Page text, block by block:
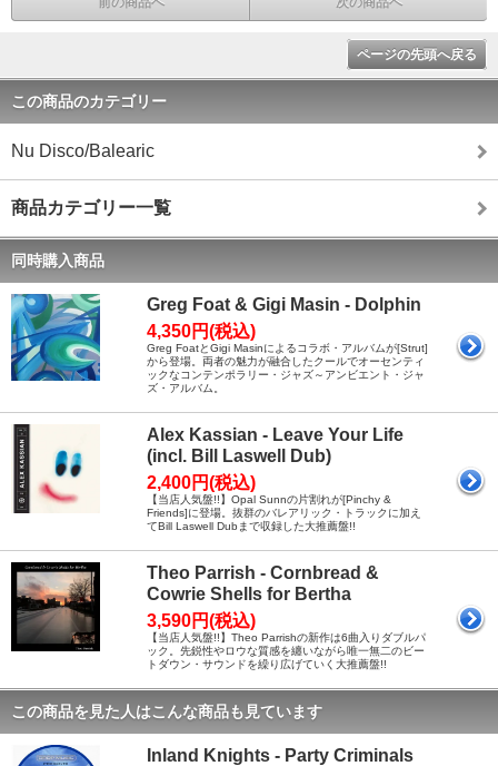
ページの先頭へ戻る
この商品のカテゴリー
Nu Disco/Balearic
商品カテゴリー一覧
同時購入商品
Greg Foat & Gigi Masin - Dolphin
4,350円(税込)
Greg FoatとGigi Masinによるコラボ・アルバムが[Strut]
から登場。両者の魅力が融合したクールでオーセンティ
ックなコンテンポラリー・ジャズ～アンビエント・ジャ
ズ・アルバム。
Alex Kassian - Leave Your Life
(incl. Bill Laswell Dub)
2,400円(税込)
【当店人気盤!!】Opal Sunnの片割れが[Pinchy &
Friends]に登場。抜群のバレアリック・トラックに加え
てBill Laswell Dubまで収録した大推薦盤!!
Theo Parrish - Cornbread &
Cowrie Shells for Bertha
3,590円(税込)
【当店人気盤!!】Theo Parrishの新作は6曲入りダブルパ
ック。先鋭性やロウな質感を纏いながら唯一無二のビー
トダウン・サウンドを繰り広げていく大推薦盤!!
この商品を見た人はこんな商品も見ています
Inland Knights - Party Criminals